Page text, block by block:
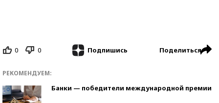
0 0 Подпишись Поделиться
РЕКОМЕНДУЕМ:
Банки — победители международной премии